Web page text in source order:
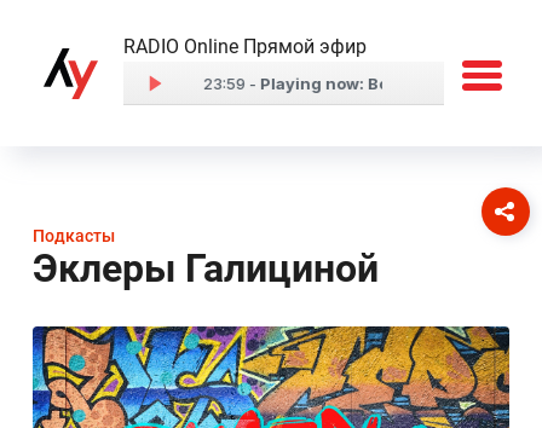
RADIO Online Прямой эфир
Подкасты
Эклеры Галициной